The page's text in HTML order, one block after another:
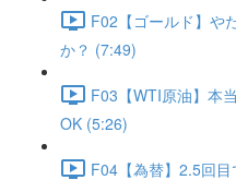
F02【ゴールド】や
か？ (7:49)
F03【WTI原油】本
OK (5:26)
F04【為替】2.5回